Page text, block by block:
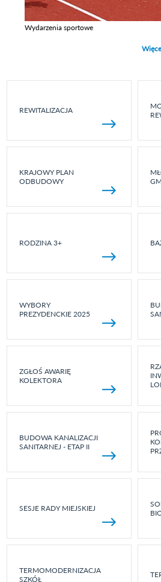
Wydarzenia sportowe
REWITALIZACJA
KRAJOWY PLAN
ODBUDOWY
RODZINA 3+
WYBORY
PREZYDENCKIE 2025
ZGŁOŚ AWARIĘ
KOLEKTORA
BUDOWA KANALIZACJI
SANITARNEJ - ETAP II
SESJE RADY MIEJSKIEJ
TERMOMODERNIZACJA
SZKÓŁ